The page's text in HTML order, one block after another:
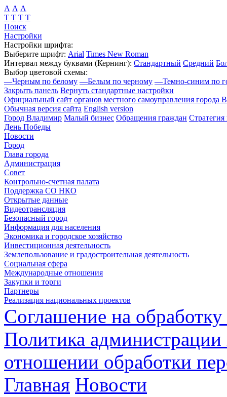
А А А
Т Т Т Т
Поиск
Настройки
Настройки шрифта:
Выберите шрифт: Arial Times New Roman
Интервал между буквами (Кернинг): Стандартный Средний
Выбор цветовой схемы:
—Черным по белому —Белым по черному —Темно-синим по
Закрыть панель Вернуть стандартные настройки
Официальный сайт органов местного самоуправления города
Обычная версия сайта English version
Город Владимир Малый бизнес Обращения граждан Стратегия
День Победы
Новости
Город
Глава города
Администрация
Совет
Контрольно-счетная палата
Поддержка СО НКО
Открытые данные
Видеотрансляция
Безопасный город
Информация для населения
Экономика и городское хозяйство
Инвестиционная деятельность
Землепользование и градостроительная деятельность
Социальная сфера
Международные отношения
Закупки и торги
Партнеры
Реализация национальных проектов
Соглашение на
Политика
отношении обработки
Главная Новости